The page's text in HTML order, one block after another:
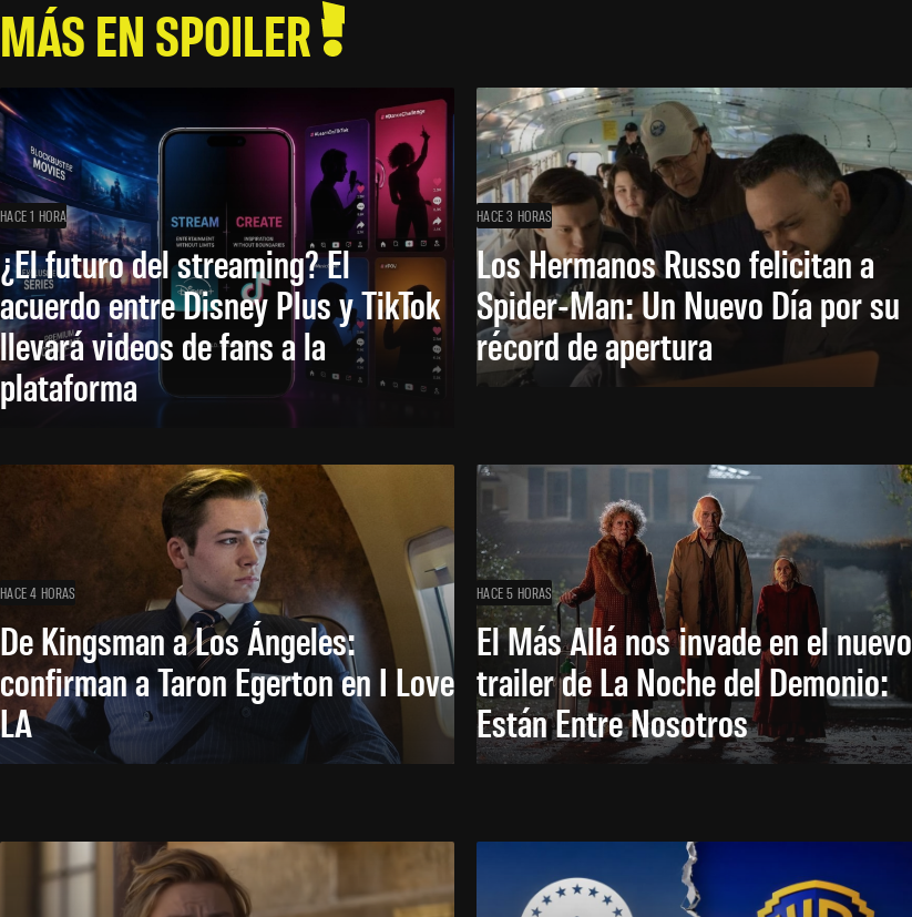
MÁS EN SPOILER
HACE 1 HORA
¿El futuro del streaming? El
acuerdo entre Disney Plus y TikTok
llevará videos de fans a la
plataforma
HACE 3 HORAS
Los Hermanos Russo felicitan a
Spider-Man: Un Nuevo Día por su
récord de apertura
HACE 4 HORAS
De Kingsman a Los Ángeles:
confirman a Taron Egerton en I Love
LA
HACE 5 HORAS
El Más Allá nos invade en el nuevo
trailer de La Noche del Demonio:
Están Entre Nosotros